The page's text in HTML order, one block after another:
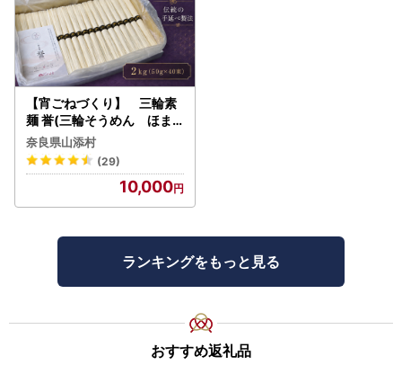
【宵ごねづくり】 三輪素
麺 誉(三輪そうめん ほま
れ) 2kg(50g×40束)
奈良県山添村
(29)
10,000
ランキングをもっと見る
おすすめ返礼品